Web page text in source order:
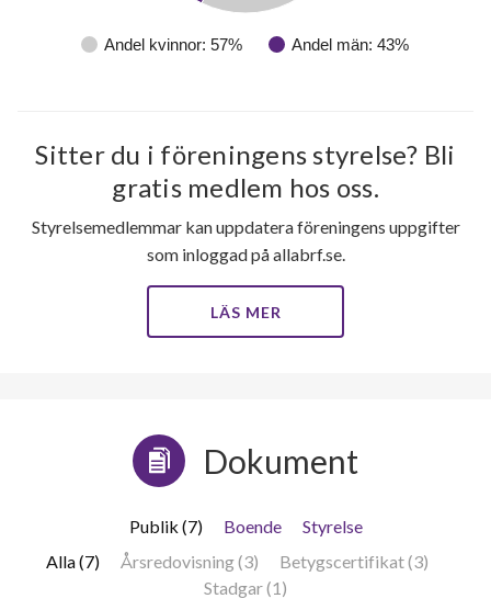
27
lägenheter
Andel kvinnor: 57% Andel män: 43%
Sitter du i föreningens styrelse? Bli
gratis medlem hos oss.
Styrelsemedlemmar kan uppdatera föreningens uppgifter
som inloggad på allabrf.se.
LÄS MER
Dokument
Publik (7) Boende
Styrelse
Alla (7)
Årsredovisning (3)
Betygscertifikat (3)
Stadgar (1)